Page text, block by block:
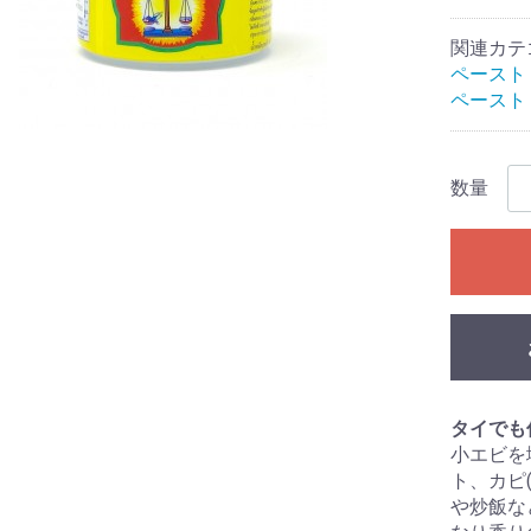
関連カテ
ペース
ペース
数量
タイで
小エビ
ト、カ
や炒飯